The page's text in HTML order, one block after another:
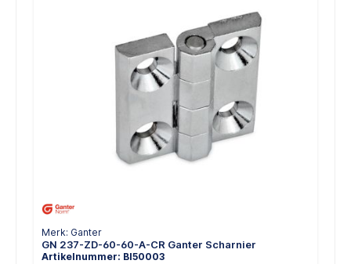
Merk: Ganter
GN 237-ZD-60-60-A-CR Ganter Scharnier
Artikelnummer: BI50003